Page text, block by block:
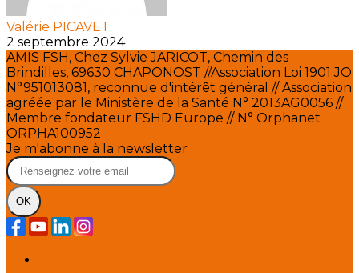
Valérie PICAVET
2 septembre 2024
AMIS FSH, Chez Sylvie JARICOT, Chemin des
Brindilles, 69630 CHAPONOST //Association Loi 1901 JO
N°951013081, reconnue d'intérêt général // Association
agréée par le Ministère de la Santé N° 2013AG0056 //
Membre fondateur FSHD Europe // N° Orphanet
ORPHA100952
Je m'abonne à la newsletter
OK